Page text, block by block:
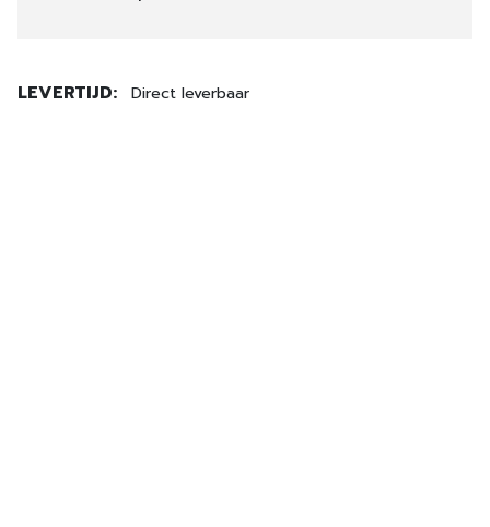
LEVERTIJD: Direct leverbaar